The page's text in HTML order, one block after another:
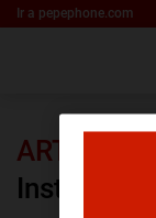
Ir a pepephone.com
Instagram